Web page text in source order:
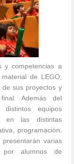
y competencias a
de LEGO,
sus proyectos y
Además del
equipos
en las distintas
programación,
varias
por alumnos de